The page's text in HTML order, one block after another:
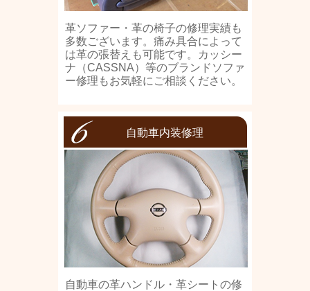
革ソファー・革の椅子の修理実績も
多数ございます。痛み具合によって
は革の張替えも可能です。カッシー
ナ（CASSNA）等のブランドソファ
ー修理もお気軽にご相談ください。
自動車内装修理
自動車の革ハンドル・革シートの修